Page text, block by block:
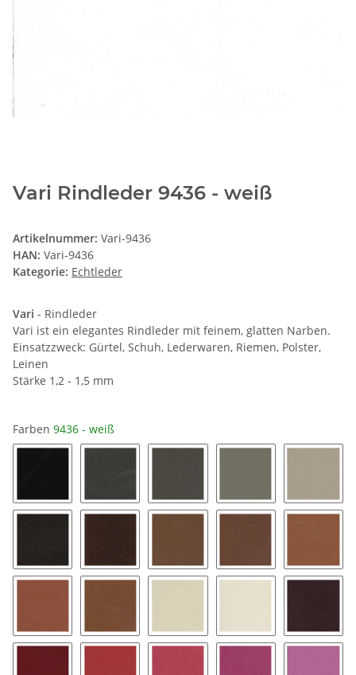
Vari Rindleder 9436 - weiß
Artikelnummer: Vari-9436
HAN: Vari-9436
Kategorie: Echtleder
Vari - Rindleder
Vari ist ein elegantes Rindleder mit feinem, glatten Narben.
Einsatzzweck: Gürtel, Schuh, Lederwaren, Riemen, Polster,
Leinen
Stärke 1,2 - 1,5 mm
Farben 9436 - weiß
0500 - schwarz1187 - schiefer1240 - grau 1434 - stone1587 -
2060 - mocca2260 - mahagoni2281 - cappuccino2318 - mittelbraun
2576 -
2698 - cognac2699 - cognac hell3629 - creme-beige3693 - hellbeige4190 -